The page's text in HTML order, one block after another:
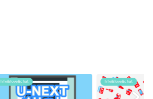
life&love&chat life&love&chat